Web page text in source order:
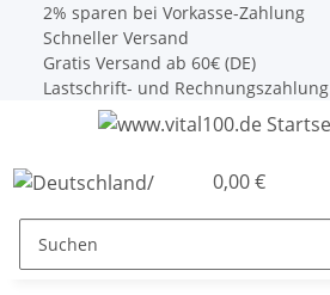
2% sparen bei Vorkasse-Zahlung
Schneller Versand
Gratis Versand ab 60€ (DE)
Lastschrift- und Rechnungszahlung
0,00 €